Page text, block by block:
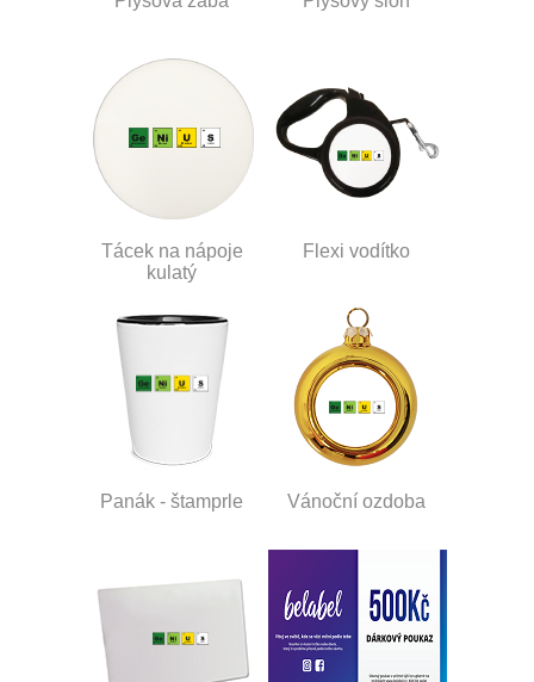
Tácek na nápoje
kulatý
Flexi vodítko
Panák - štamprle Vánoční ozdoba